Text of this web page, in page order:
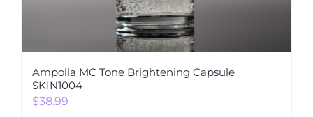
Ampolla MC Tone Brightening Capsule
SKIN1004
$38.99